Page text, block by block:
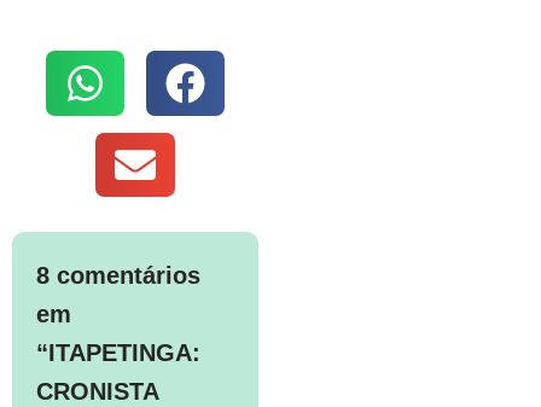
8 comentários
em
“ITAPETINGA:
CRONISTA